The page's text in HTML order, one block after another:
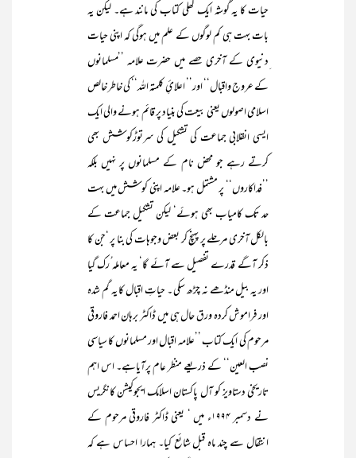
حیات کا یہ گوشہ ایک کھلی کتاب کی مانند ہے۔ لیکن یہ
بات بہت ہی کم لوگوں کے علم میں ہوگی کہ اپنی حیات
ِدنیوی کے آخری حصے میں حضرت علامہ ’’ـمسلمانوں
کے عروج واقبال‘‘ اور’’ اعلائِ کلمتہ اللہ‘‘ کی خاطر خالص
اسلامی اصولوں یعنی بیعت کی بنیاد پر قائم ہونے والی ایک
ایسی انقلابی جماعت کی تشکیل کی سرتوڑکوشش بھی
کرتے رہے جو محض نام کے مسلمانوں پر نہیں بلکہ
’’فداکاروں‘‘ پر مشتمل ہو۔ علامہ اپنی کوشش میں بہت
حد تک کامیاب بھی ہوئے‘ لیکن تشکیل جماعت کے
بالکل آخری مرحلے پر پہنچ کر بعض وجوہات کی بنا پر ‘جن کا
ذکر آگے قدرے تفصیل سے آئے گا‘ یہ معاملہ ُرک گیا
اور یہ بیل منڈھے نہ چڑھ سکی ۔ حیاتِ اقبال کا یہ گم شدہ
اور فراموش کردہ ورق حال ہی میں ڈاکٹر برہان احمد فاروقی
مرحوم کی ایک کتاب ’’علامہ اقبال اور مسلمانوں کا سیاسی
نصب العین‘‘ کے ذریعے منظر عام پرآیاہے۔ اس اہم
تاریخی دستاویز کو آل پاکستان اسلامک ایجوکیشن کانگریس
نے دسمبر ۱۹۹۴ء میں ‘ یعنی ڈاکٹر فاروقی مرحوم کے
انتقال سے چند ماہ قبل شائع کیا۔ ہمارا احساس ہے کہ